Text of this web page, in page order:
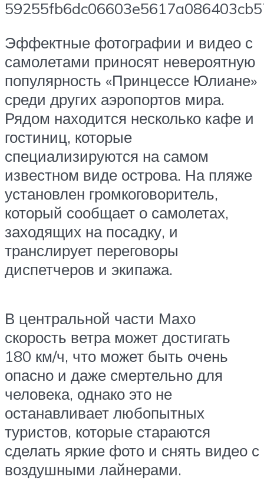
Эффектные фотографии и видео с
самолетами приносят невероятную
популярность «Принцессе Юлиане»
среди других аэропортов мира.
Рядом находится несколько кафе и
гостиниц, которые
специализируются на самом
известном виде острова. На пляже
установлен громкоговоритель,
который сообщает о самолетах,
заходящих на посадку, и
транслирует переговоры
диспетчеров и экипажа.
В центральной части Махо
скорость ветра может достигать
180 км/ч, что может быть очень
опасно и даже смертельно для
человека, однако это не
останавливает любопытных
туристов, которые стараются
сделать яркие фото и снять видео с
воздушными лайнерами.